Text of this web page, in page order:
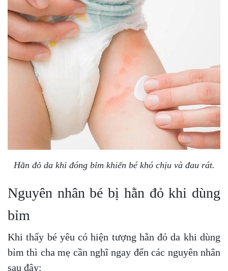
Hằn đỏ da khi đóng bỉm khiến bé khó chịu và đau rát.
Nguyên nhân bé bị hằn đỏ khi dùng
bỉm
Khi thấy bé yêu có hiện tượng hằn đỏ da khi dùng
bỉm thì cha mẹ cần nghĩ ngay đến các nguyên nhân
sau đây: